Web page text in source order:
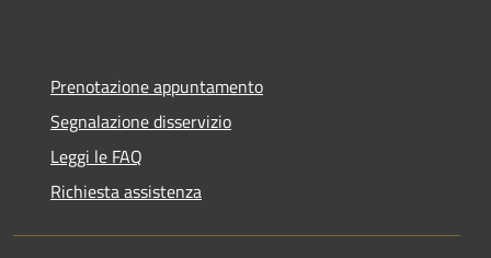
Prenotazione appuntamento
Segnalazione disservizio
Leggi le FAQ
Richiesta assistenza